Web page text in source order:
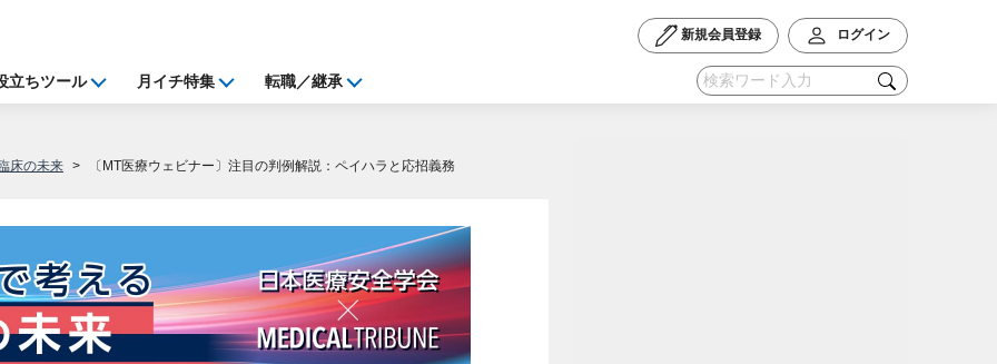
新規会員登録 ログイン
立ちツール 月イチ特集 転職／継承
床の未来 〔MT医療ウェビナー〕注目の判例解説：ペイハラと応招義務